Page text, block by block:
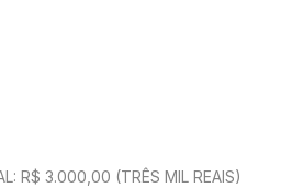
R$ 3.000,00 (TRÊS MIL REAIS)